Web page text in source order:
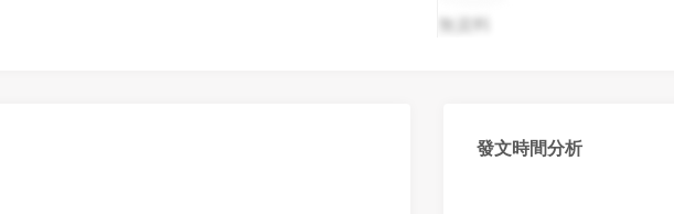
無資料
發文時間分析